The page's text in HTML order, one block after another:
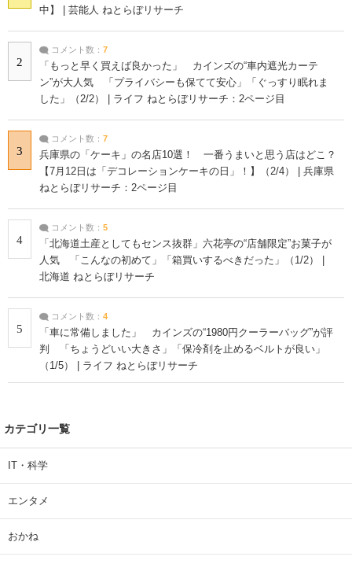
中】 | 芸能人 ねとらぼリサーチ
2
コメント数： 7
「もっと早く買えば良かった」 カインズの“車内遮光カーテ
ン”が大人気 「プライバシーも保てて安心」「ぐっすり眠れま
した」（2/2） | ライフ ねとらぼリサーチ：2ページ目
3
コメント数： 7
兵庫県の「ケーキ」の名店10選！ 一番うまいと思う店はどこ？
【7月12日は「デコレーションケーキの日」！】（2/4） | 兵庫県
ねとらぼリサーチ：2ページ目
4
コメント数： 5
「北海道土産としてもセンス抜群」六花亭の“店舗限定”お菓子が
人気 「こんなの初めて」「箱買いするべきだった」（1/2） |
北海道 ねとらぼリサーチ
5
コメント数： 4
「車に常備しました」 カインズの“1980円クーラーバッグ”が評
判 「ちょうどいい大きさ」「保冷剤を止めるベルトが良い」
（1/5） | ライフ ねとらぼリサーチ
カテゴリ一覧
IT・科学
エンタメ
おかね